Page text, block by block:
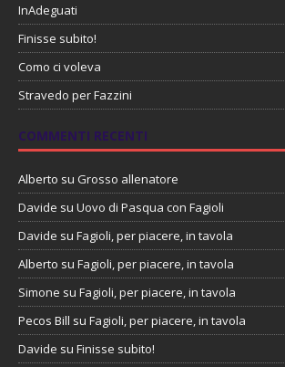
InAdeguati
Finisse subito!
Como ci voleva
Stravedo per Fazzini
COMMENTI RECENTI
Alberto su Grosso allenatore
Davide su Uovo di Pasqua con Fagioli
Davide su Fagioli, per piacere, in tavola
Alberto su Fagioli, per piacere, in tavola
Simone su Fagioli, per piacere, in tavola
Pecos Bill su Fagioli, per piacere, in tavola
Davide su Finisse subito!